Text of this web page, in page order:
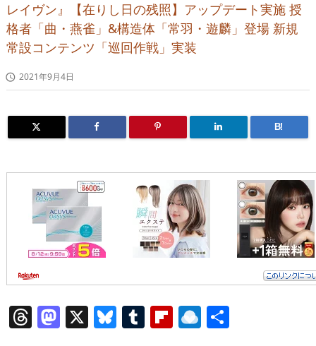
レイヴン』【在りし日の残照】アップデート実施 授
格者「曲・燕雀」&構造体「常羽・遊麟」登場 新規
常設コンテンツ「巡回作戦」実装
 2021年9月4日
B!
T M X Bl T Fl R